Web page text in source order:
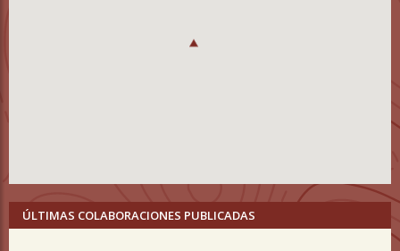
ÚLTIMAS COLABORACIONES PUBLICADAS